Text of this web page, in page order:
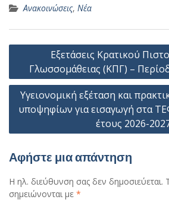
Ανακοινώσεις, Νέα
Πλοήγηση
άρθρων
Εξετάσεις Κρατικού
Γλωσσομάθειας (ΚΠΓ) –
Υγειονομική εξέταση και
υποψηφίων για εισαγωγή στα
έτους 2026-
Αφήστε μια απάντηση
Η ηλ. διεύθυνση σας δεν δημοσιεύεται.
σημειώνονται με *